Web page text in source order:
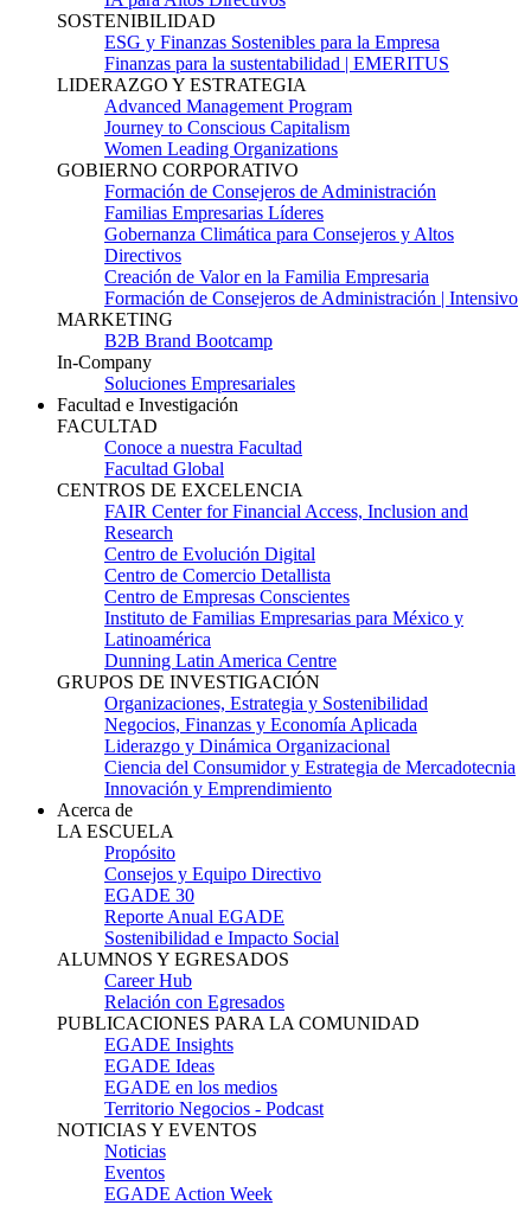
SOSTENIBILIDAD
ESG y Finanzas Sostenibles para la Empresa
Finanzas para la sustentabilidad | EMERITUS
LIDERAZGO Y ESTRATEGIA
Advanced Management Program
Journey to Conscious Capitalism
Women Leading Organizations
GOBIERNO CORPORATIVO
Formación de Consejeros de Administración
Familias Empresarias Líderes
Gobernanza Climática para Consejeros y Altos
Directivos
Creación de Valor en la Familia Empresaria
Formación de Consejeros de Administración | Intensivo
MARKETING
B2B Brand Bootcamp
In-Company
Soluciones Empresariales
Facultad e Investigación
FACULTAD
Conoce a nuestra Facultad
Facultad Global
CENTROS DE EXCELENCIA
FAIR Center for Financial Access, Inclusion and
Research
Centro de Evolución Digital
Centro de Comercio Detallista
Centro de Empresas Conscientes
Instituto de Familias Empresarias para México y
Latinoamérica
Dunning Latin America Centre
GRUPOS DE INVESTIGACIÓN
Organizaciones, Estrategia y Sostenibilidad
Negocios, Finanzas y Economía Aplicada
Liderazgo y Dinámica Organizacional
Ciencia del Consumidor y Estrategia de Mercadotecnia
Innovación y Emprendimiento
Acerca de
LA ESCUELA
Propósito
Consejos y Equipo Directivo
EGADE 30
Reporte Anual EGADE
Sostenibilidad e Impacto Social
ALUMNOS Y EGRESADOS
Career Hub
Relación con Egresados
PUBLICACIONES PARA LA COMUNIDAD
EGADE Insights
EGADE Ideas
EGADE en los medios
Territorio Negocios - Podcast
NOTICIAS Y EVENTOS
Noticias
Eventos
EGADE Action Week